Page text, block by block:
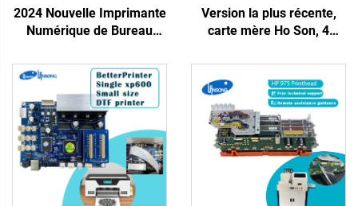
2024 Nouvelle Imprimante
Numérique de Bureau
20x30cm A4 Imprimante
UV Plateau Coques de
Téléphone Autocollants
Acrylique Verre
Version la plus récente,
carte mère Ho Son, 4
imprimantes grand format
jet d'encre Lansong avec
encre éco-solvant UV